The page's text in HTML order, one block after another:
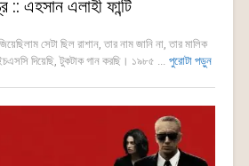
:: এহসান এলাহী ফান্টি
সেটা ছিল রাশান, তার নাম জানি না, তার মালিক
দিয়েছি, টুকটাক গান করছি। ১৯৮৫ ... পুরোটা পড়ুন